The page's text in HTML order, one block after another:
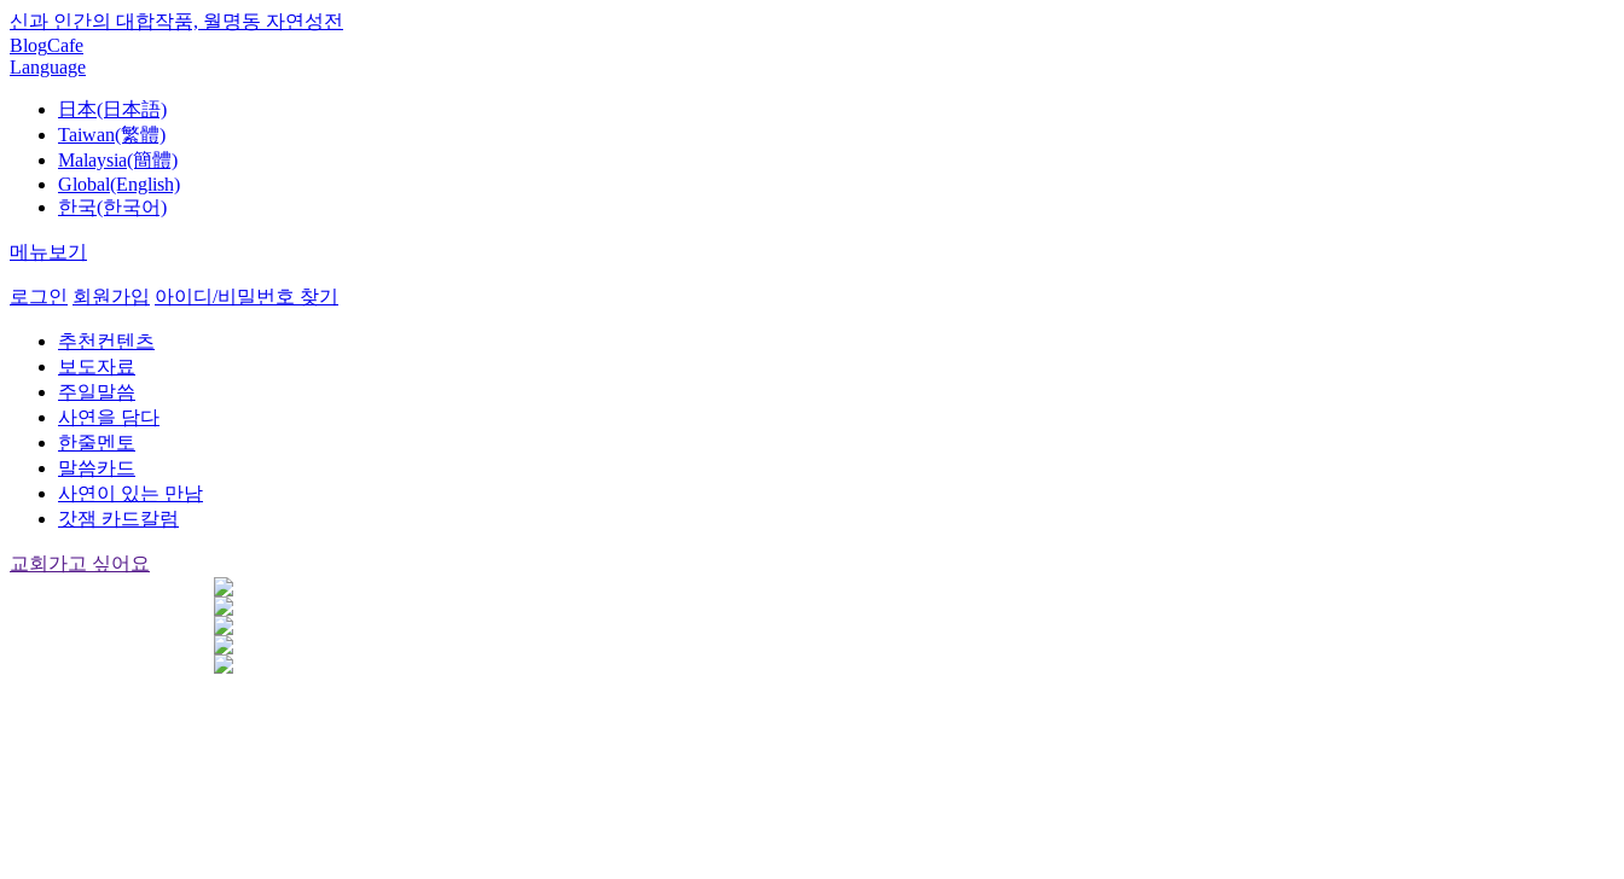
신과 인간의 대합작품, 월명동 자연성전
BlogCafe
Language
日本(日本語)
Taiwan(繁體)
Malaysia(簡體)
Global(English)
한국(한국어)
메뉴보기
로그인 회원가입 아이디/비밀번호 찾기
추천컨텐츠
보도자료
주일말씀
사연을 담다
한줄멘토
말씀카드
사연이 있는 만남
갓잼 카드칼럼
교회가고 싶어요